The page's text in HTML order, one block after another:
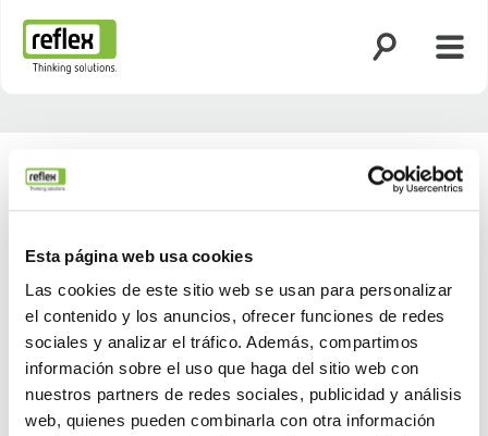
Esta página web usa cookies
Las cookies de este sitio web se usan para personalizar
el contenido y los anuncios, ofrecer funciones de redes
sociales y analizar el tráfico. Además, compartimos
información sobre el uso que haga del sitio web con
nuestros partners de redes sociales, publicidad y análisis
web, quienes pueden combinarla con otra información